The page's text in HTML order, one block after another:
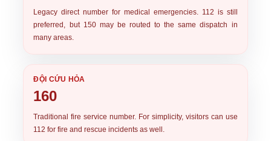
Legacy direct number for medical emergencies. 112 is still
preferred, but 150 may be routed to the same dispatch in
many areas.
ĐỘI CỨU HỎA
160
Traditional fire service number. For simplicity, visitors can use
112 for fire and rescue incidents as well.